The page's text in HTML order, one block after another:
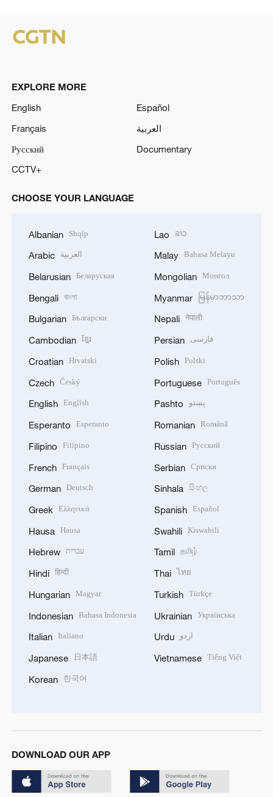
EXPLORE MORE
English
Español
Français
العربية
Русский
Documentary
CCTV+
CHOOSE YOUR LANGUAGE
Albanian Shqip
Arabic العربية
Belarusian Беларуская
Bengali বাংলা
Bulgarian Български
Cambodian ខ្មែរ
Croatian Hrvatski
Czech Český
English English
Esperanto Esperanto
Filipino Filipino
French Français
German Deutsch
Greek Ελληνικά
Hausa Hausa
Hebrew עברית
Hindi हिन्दी
Hungarian Magyar
Indonesian Bahasa Indonesia
Italian Italiano
Japanese 日本語
Korean 한국어
Lao ລາວ
Malay Bahasa Melayu
Mongolian Монгол
Myanmar မြန်မာဘာသာ
Nepali नेपाली
Persian فارسی
Polish Polski
Portuguese Português
Pashto پښتو
Romanian Română
Russian Русский
Serbian Српски
Sinhala සිංහල
Spanish Español
Swahili Kiswahili
Tamil தமிழ்
Thai ไทย
Turkish Türkçe
Ukrainian Українська
Urdu اردو
Vietnamese Tiếng Việt
DOWNLOAD OUR APP